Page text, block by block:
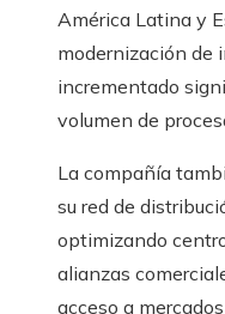
América Latina y
modernización de
incrementado
volumen de
La compañía
su red de
optimizando
alianzas
acceso a